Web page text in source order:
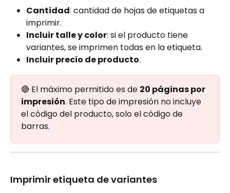
Cantidad: cantidad de hojas de etiquetas a
imprimir.
Incluir talle y color: si el producto tiene
variantes, se imprimen todas en la etiqueta.
Incluir precio de producto.
🔴 El máximo permitido es de 20 páginas por
impresión. Este tipo de impresión no incluye
el código del producto, solo el código de
barras.
Imprimir etiqueta de variantes